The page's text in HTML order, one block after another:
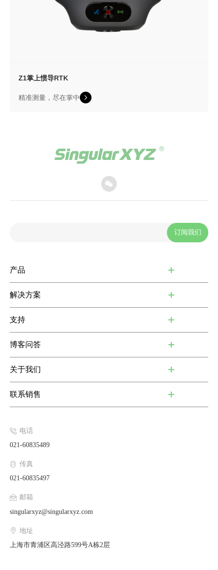
Z1掌上惯导RTK
精准测量，尽在掌中
订阅我们
产品
解决方案
支持
博客问答
关于我们
联系销售
电话
021-60835489
传真
021-60835497
邮箱
singularxyz@singularxyz.com
地址
上海市青浦区高泾路599号A栋2层